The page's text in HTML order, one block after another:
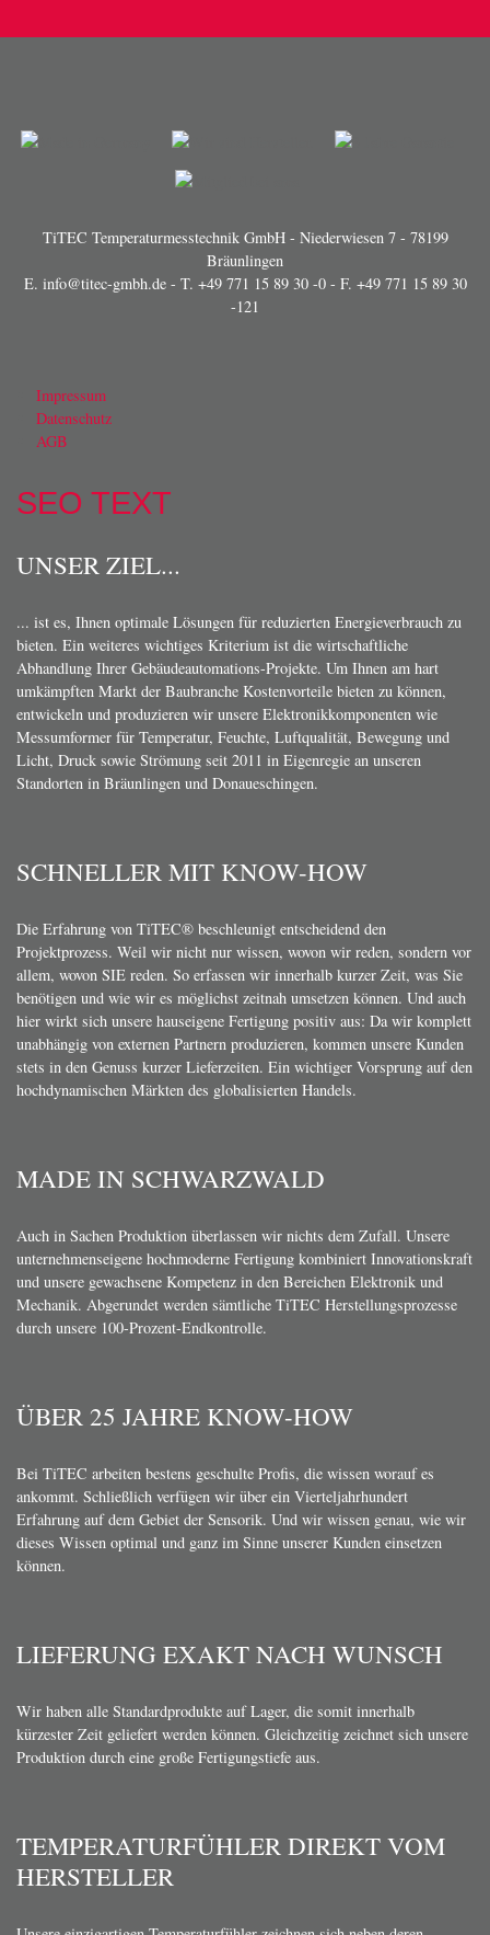
TiTEC Temperaturmesstechnik GmbH - Niederwiesen 7 - 78199
Bräunlingen
E. info@titec-gmbh.de- T. +49 771 15 89 30 -0- F. +49 771 15 89 30
-121
Impressum
Datenschutz
AGB
SEO TEXT
UNSER ZIEL...
... ist es, Ihnen optimale Lösungen für reduzierten Energieverbrauch zu
bieten. Ein weiteres wichtiges Kriterium ist die wirtschaftliche
Abhandlung Ihrer Gebäudeautomations-Projekte. Um Ihnen am hart
umkämpften Markt der Baubranche Kostenvorteile bieten zu können,
entwickeln und produzieren wir unsere Elektronikkomponenten wie
Messumformer für Temperatur, Feuchte, Luftqualität, Bewegung und
Licht, Druck sowie Strömung seit 2011 in Eigenregie an unseren
Standorten in Bräunlingen und Donaueschingen.
SCHNELLER MIT KNOW-HOW
Die Erfahrung von TiTEC® beschleunigt entscheidend den
Projektprozess. Weil wir nicht nur wissen, wovon wir reden, sondern vor
allem, wovon SIE reden. So erfassen wir innerhalb kurzer Zeit, was Sie
benötigen und wie wir es möglichst zeitnah umsetzen können. Und auch
hier wirkt sich unsere hauseigene Fertigung positiv aus: Da wir komplett
unabhängig von externen Partnern produzieren, kommen unsere Kunden
stets in den Genuss kurzer Lieferzeiten. Ein wichtiger Vorsprung auf den
hochdynamischen Märkten des globalisierten Handels.
MADE IN SCHWARZWALD
Auch in Sachen Produktion überlassen wir nichts dem Zufall. Unsere
unternehmenseigene hochmoderne Fertigung kombiniert Innovationskraft
und unsere gewachsene Kompetenz in den Bereichen Elektronik und
Mechanik. Abgerundet werden sämtliche TiTEC Herstellungsprozesse
durch unsere 100-Prozent-Endkontrolle.
ÜBER 25 JAHRE KNOW-HOW
Bei TiTEC arbeiten bestens geschulte Profis, die wissen worauf es
ankommt. Schließlich verfügen wir über ein Vierteljahrhundert
Erfahrung auf dem Gebiet der Sensorik. Und wir wissen genau, wie wir
dieses Wissen optimal und ganz im Sinne unserer Kunden einsetzen
können.
LIEFERUNG EXAKT NACH WUNSCH
Wir haben alle Standardprodukte auf Lager, die somit innerhalb
kürzester Zeit geliefert werden können. Gleichzeitig zeichnet sich unsere
Produktion durch eine große Fertigungstiefe aus.
TEMPERATURFÜHLER DIREKT VOM
HERSTELLER